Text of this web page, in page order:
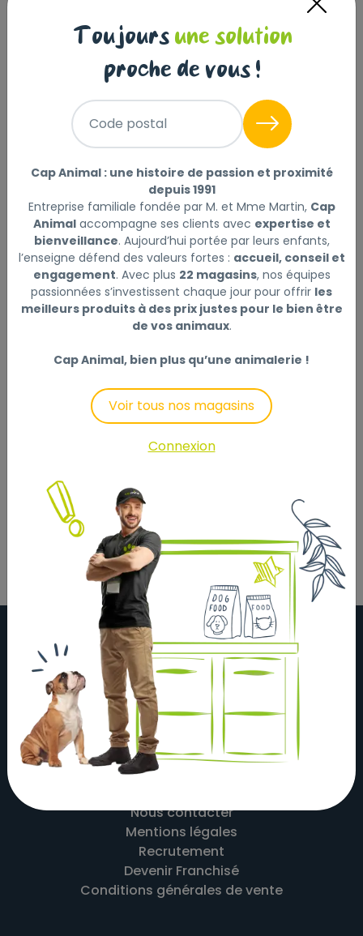
CARTOUCHES BIO-BACT TAILLE M X1
CARTOUCHES BIO-BACT TAILLE M X1Lire la suite
Ce produit n'est plus disponible
Cartouches taille M (X1) à changer tous les 90 jours :
pour CF 80, compatible Maggi 380, CFBIO 150&250 et
Superclean 60&90.
Pour Aqua 60, 80, Fishome 60, Aquarium 80
À propos
Actualités
Nos magasins
Nous contacter
Mentions légales
Recrutement
Devenir Franchisé
Conditions générales de vente
Toujours une solution
proche de vous !
Code postal
Cap Animal : une histoire de passion et proximité
depuis 1991
Entreprise familiale fondée par M. et Mme Martin, Cap
Animalaccompagne ses clients avec expertise et
bienveillance. Aujourd’hui portée par leurs enfants,
l’enseigne défend des valeurs fortes : accueil, conseil et
engagement. Avec plus 22 magasins, nos équipes
passionnées s’investissent chaque jour pour offrir les
meilleurs produits à des prix justes pour le bien être
de vos animaux.
Cap Animal, bien plus qu’une animalerie !
Voir tous nos magasins
Connexion